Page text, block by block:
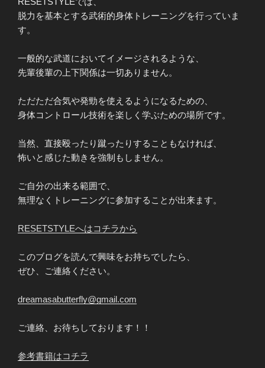
脱力を基本とする武術的身体トレーニングを行っていま
す。
一般的な武道においてイメージされるような、
先輩後輩の上下関係は一切ありません。
ただただ合気や発勁を使えるようになるための、
身体コントロール技術を楽しく学ぶための場所です。
当然、直接殴ったり蹴ったりすることもなければ、
怖いと感じた動きを強制もしません。
ご自分の出来る範囲で、
無理なくトレーニングに参加することが出来ます。
RESETSTYLEへはコチラから
このブログを読んで興味をお持ちでしたら、
ぜひ、ご連絡ください。
dreamasabutterfly@gmail.com
ご連絡、お待ちしております！！
参考書籍はコチラ